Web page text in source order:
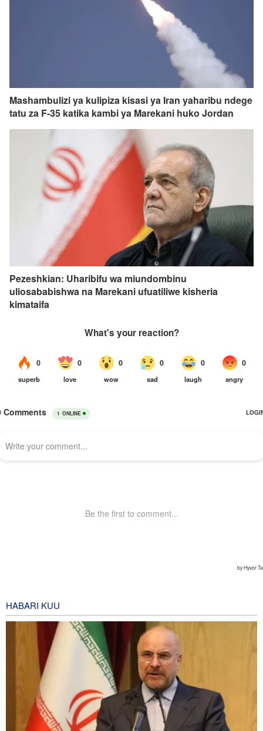
Mashambulizi ya kulipiza kisasi ya Iran yaharibu ndege
tatu za F-35 katika kambi ya Marekani huko Jordan
Pezeshkian: Uharibifu wa miundombinu
uliosababishwa na Marekani ufuatiliwe kisheria
kimataifa
HABARI KUU